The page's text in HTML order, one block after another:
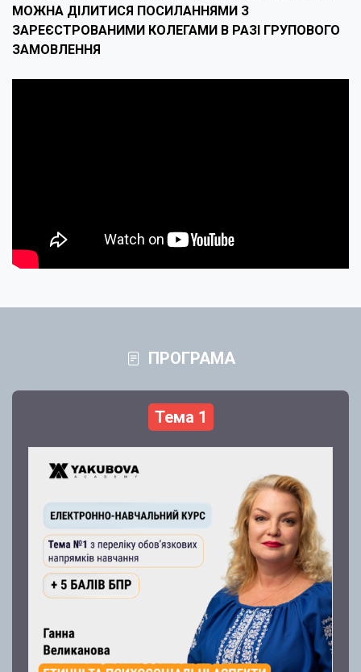
МОЖНА ДІЛИТИСЯ ПОСИЛАННЯМИ З
ЗАРЕЄСТРОВАНИМИ КОЛЕГАМИ В РАЗІ ГРУПОВОГО
ЗАМОВЛЕННЯ
ПРОГРАМА
Тема 1